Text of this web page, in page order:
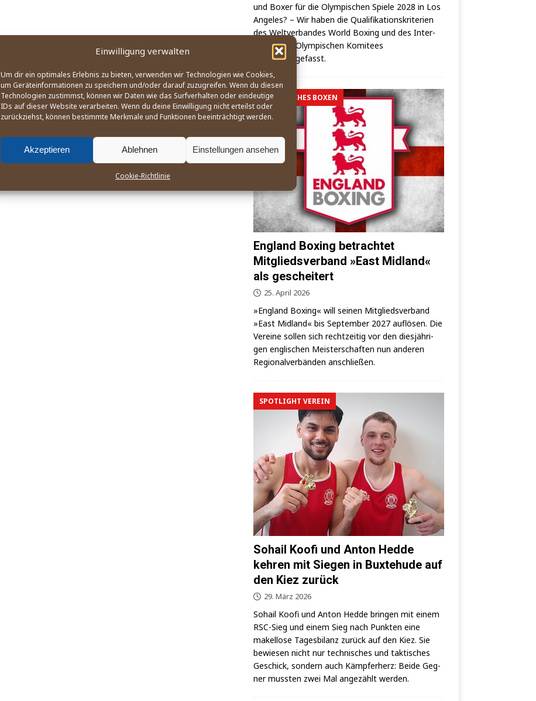
Einwilligung verwalten
Um dir ein optimales Erlebnis zu bieten, verwenden wir Technologien wie Cookies,
um Geräteinformationen zu speichern und/oder darauf zuzugreifen. Wenn du diesen
Technologien zustimmst, können wir Daten wie das Surfverhalten oder eindeutige
IDs auf dieser Website verarbeiten. Wenn du deine Einwilligung nicht erteilst oder
zurückziehst, können bestimmte Merkmale und Funktionen beeinträchtigt werden.
Akzeptieren Ablehnen Einstellungen ansehen
Cookie-Richtlinie
und Boxer für die Olym­pi­schen Spie­le 2028 in Los
Ange­les? – Wir haben die Qua­li­fi­ka­ti­ons­kri­te­ri­en
des Welt­ver­ban­des World Boxing und des Inter­
na­tio­na­les Olym­pi­schen Komi­tees
zusammengefasst.
OLYMPISCHES BOXEN
England Boxing betrachtet
Mitgliedsverband »East Midland«
als gescheitert
25. April 2026
»Eng­land Boxing« will sei­nen Mit­glieds­ver­band
»East Mid­land« bis Sep­tem­ber 2027 auf­lö­sen. Die
Ver­ei­ne sol­len sich recht­zei­tig vor den dies­jäh­ri­
gen eng­li­schen Meis­ter­schaf­ten nun ande­ren
Regio­nal­ver­bän­den anschließen.
SPOTLIGHT VEREIN
Sohail Koofi und Anton Hedde
kehren mit Siegen in Buxtehude auf
den Kiez zurück
29. März 2026
Sohail Koo­fi und Anton Hed­de brin­gen mit einem
RSC-Sieg und einem Sieg nach Punk­ten eine
makel­lo­se Tages­bi­lanz zurück auf den Kiez. Sie
bewie­sen nicht nur tech­ni­sches und tak­ti­sches
Geschick, son­dern auch Kämp­fer­herz: Bei­de Geg­
ner muss­ten zwei Mal ange­zählt werden.